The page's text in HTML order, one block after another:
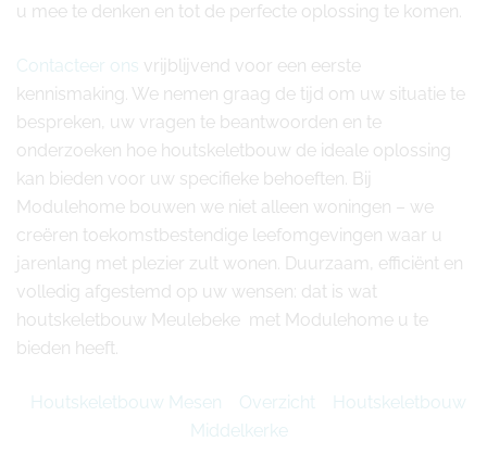
u mee te denken en tot de perfecte oplossing te komen.
Contacteer ons vrijblijvend voor een eerste
kennismaking. We nemen graag de tijd om uw situatie te
bespreken, uw vragen te beantwoorden en te
onderzoeken hoe houtskeletbouw de ideale oplossing
kan bieden voor uw specifieke behoeften. Bij
Modulehome bouwen we niet alleen woningen – we
creëren toekomstbestendige leefomgevingen waar u
jarenlang met plezier zult wonen. Duurzaam, efficiënt en
volledig afgestemd op uw wensen: dat is wat
houtskeletbouw Meulebeke met Modulehome u te
bieden heeft.
Houtskeletbouw Mesen Overzicht
Houtskeletbouw
Middelkerke